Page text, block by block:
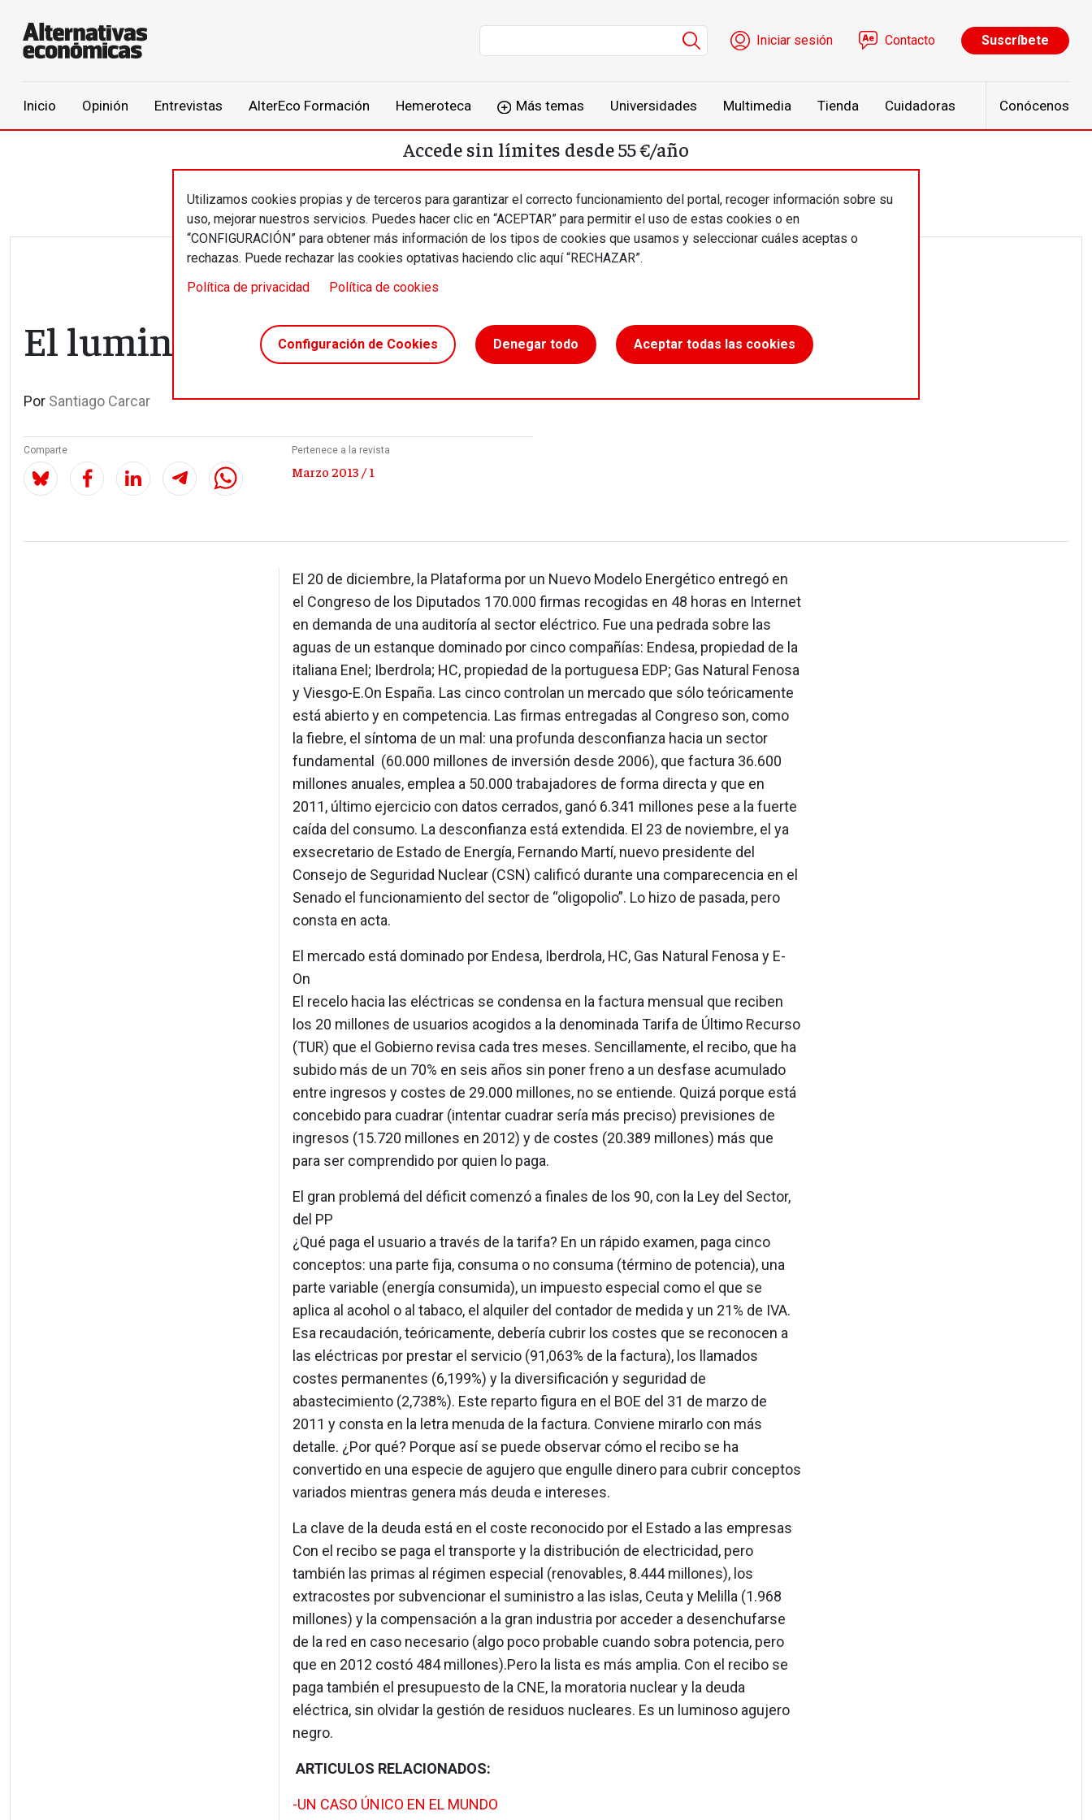
Menú de cuenta de usuario
Iniciar sesión Contacto Suscríbete
Inicio Opinión Entrevistas AlterEco Formación Hemeroteca Más temas Universidades Multimedia Tienda Cuidadoras Conócenos
Utilizamos cookies propias y de terceros para garantizar el correcto funcionamiento del portal, recoger información sobre su
uso, mejorar nuestros servicios. Puedes hacer clic en “ACEPTAR” para permitir el uso de estas cookies o en
“CONFIGURACIÓN” para obtener más información de los tipos de cookies que usamos y seleccionar cuáles aceptas o
rechazas. Puede rechazar las cookies optativas haciendo clic aquí “RECHAZAR”.
Política de privacidad
Política de cookies
Configuración de Cookies Denegar todo Aceptar todas las cookies
Accede sin límites desde 55 €/año
El luminoso agujero negro
Por Santiago Carcar
Comparte Pertenece a la revista
Marzo 2013 / 1
El 20 de diciembre, la Plataforma por un Nuevo Modelo Energético entregó en
el Congreso de los Diputados 170.000 firmas recogidas en 48 horas en Internet
en demanda de una auditoría al sector eléctrico. Fue una pedrada sobre las
aguas de un estanque dominado por cinco compañías: Endesa, propiedad de la
italiana Enel; Iberdrola; HC, propiedad de la portuguesa EDP; Gas Natural Fenosa
y Viesgo-E.On España. Las cinco controlan un mercado que sólo teóricamente
está abierto y en competencia. Las firmas entregadas al Congreso son, como
la fiebre, el síntoma de un mal: una profunda desconfianza hacia un sector
fundamental (60.000 millones de inversión desde 2006), que factura 36.600
millones anuales, emplea a 50.000 trabajadores de forma directa y que en
2011, último ejercicio con datos cerrados, ganó 6.341 millones pese a la fuerte
caída del consumo. La desconfianza está extendida. El 23 de noviembre, el ya
exsecretario de Estado de Energía, Fernando Martí, nuevo presidente del
Consejo de Seguridad Nuclear (CSN) calificó durante una comparecencia en el
Senado el funcionamiento del sector de “oligopolio”. Lo hizo de pasada, pero
consta en acta.
El mercado está dominado por Endesa, Iberdrola, HC, Gas Natural Fenosa y E-
On
El recelo hacia las eléctricas se condensa en la factura mensual que reciben
los 20 millones de usuarios acogidos a la denominada Tarifa de Último Recurso
(TUR) que el Gobierno revisa cada tres meses. Sencillamente, el recibo, que ha
subido más de un 70% en seis años sin poner freno a un desfase acumulado
entre ingresos y costes de 29.000 millones, no se entiende. Quizá porque está
concebido para cuadrar (intentar cuadrar sería más preciso) previsiones de
ingresos (15.720 millones en 2012) y de costes (20.389 millones) más que
para ser comprendido por quien lo paga.
El gran problemá del déficit comenzó a finales de los 90, con la Ley del Sector,
del PP
¿Qué paga el usuario a través de la tarifa? En un rápido examen, paga cinco
conceptos: una parte fija, consuma o no consuma (término de potencia), una
parte variable (energía consumida), un impuesto especial como el que se
aplica al acohol o al tabaco, el alquiler del contador de medida y un 21% de IVA.
Esa recaudación, teóricamente, debería cubrir los costes que se reconocen a
las eléctricas por prestar el servicio (91,063% de la factura), los llamados
costes permanentes (6,199%) y la diversificación y seguridad de
abastecimiento (2,738%). Este reparto figura en el BOE del 31 de marzo de
2011 y consta en la letra menuda de la factura. Conviene mirarlo con más
detalle. ¿Por qué? Porque así se puede observar cómo el recibo se ha
convertido en una especie de agujero que engulle dinero para cubrir conceptos
variados mientras genera más deuda e intereses.
La clave de la deuda está en el coste reconocido por el Estado a las empresas
Con el recibo se paga el transporte y la distribución de electricidad, pero
también las primas al régimen especial (renovables, 8.444 millones), los
extracostes por subvencionar el suministro a las islas, Ceuta y Melilla (1.968
millones) y la compensación a la gran industria por acceder a desenchufarse
de la red en caso necesario (algo poco probable cuando sobra potencia, pero
que en 2012 costó 484 millones).Pero la lista es más amplia. Con el recibo se
paga también el presupuesto de la CNE, la moratoria nuclear y la deuda
eléctrica, sin olvidar la gestión de residuos nucleares. Es un luminoso agujero
negro.
ARTICULOS RELACIONADOS:
-UN CASO ÚNICO EN EL MUNDO